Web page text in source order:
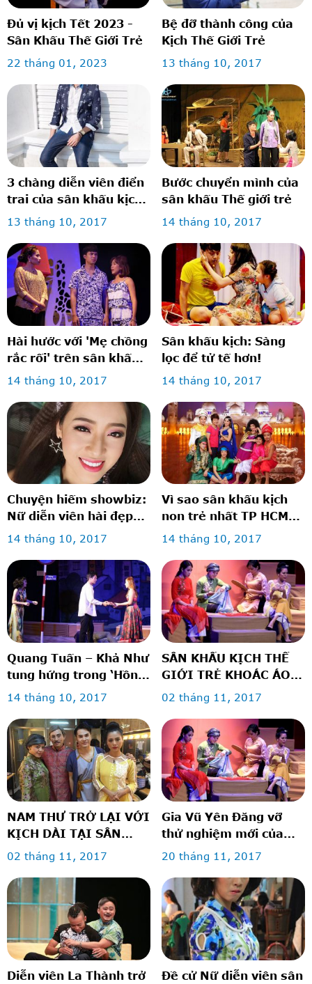
Đủ vị kịch Tết 2023 -
Sân Khấu Thế Giới Trẻ
22 tháng 01, 2023
Bệ đỡ thành công của
Kịch Thế Giới Trẻ
13 tháng 10, 2017
3 chàng diễn viên điển
trai của sân khấu kịch
thế giới trẻ: vừa diễn
hay lại mặc đẹp!
13 tháng 10, 2017
Bước chuyển mình của
sân khấu Thế giới trẻ
14 tháng 10, 2017
Hài hước với 'Mẹ chồng
rắc rối' trên sân khấu
kịch
14 tháng 10, 2017
Sân khấu kịch: Sàng
lọc để tử tế hơn!
14 tháng 10, 2017
Chuyện hiếm showbiz:
Nữ diễn viên hài đẹp
lộng lẫy như hot girl
14 tháng 10, 2017
Vì sao sân khấu kịch
non trẻ nhất TP HCM
vẫn trụ vững?
14 tháng 10, 2017
Quang Tuấn – Khả Như
tung hứng trong ‘Hồn
anh xác em’
14 tháng 10, 2017
SÂN KHẤU KỊCH THẾ
GIỚI TRẺ KHOÁC ÁO
MỚI
02 tháng 11, 2017
NAM THƯ TRỞ LẠI VỚI
KỊCH DÀI TẠI SÂN
KHẤU THẾ GIỚI TRẺ
02 tháng 11, 2017
Gia Vũ Yên Đăng vỡ
thử nghiệm mới của
SKTGT
20 tháng 11, 2017
Diễn viên La Thành trở
Đề cử Nữ diễn viên sân